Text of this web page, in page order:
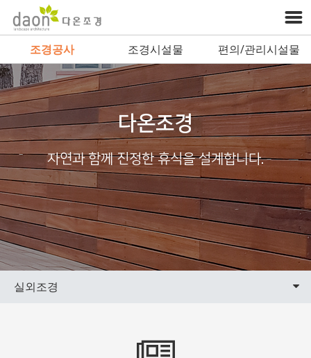
조경공사 조경시설물 편의/관리시설물
다온조경
자연과 함께 진정한 휴식을 설계합니다.
실외조경